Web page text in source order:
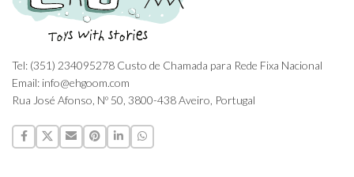
Tel: (351) 234095278 Custo de Chamada para Rede Fixa Nacional
Email: info@ehgoom.com
Rua José Afonso, Nº 50, 3800-438 Aveiro, Portugal